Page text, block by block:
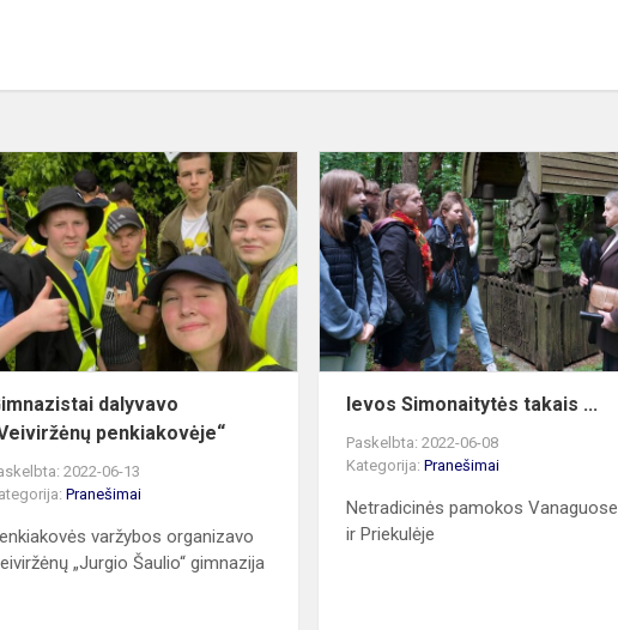
Gimnazistai
dalyvavo
„Veiviržėnų
penkiakovėje“
dalyvavo
penkiakovėje“
2022-06-13
Pranešimai
varžybos organizavo
„Jurgio Šaulio“ gimnazija
Ievos Simonaitytės takais ...
Paskelbta: 2022-06-08
Kategorija:Pranešimai
Netradicinės pamokos Vanaguose
ir Priekulėje